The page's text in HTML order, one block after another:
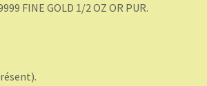
FINE GOLD 1/2 OZ OR PUR.